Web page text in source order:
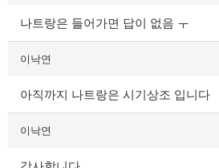
나트랑은 들어가면 답이 없음 ㅜ
이낙연
아직까지 나트랑은 시기상조 입니다
이낙연